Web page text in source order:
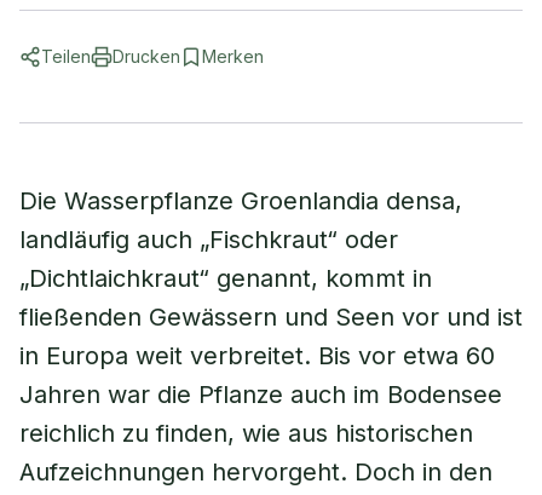
Teilen Drucken Merken
Die Wasserpflanze Groenlandia densa,
landläufig auch „Fischkraut“ oder
„Dichtlaichkraut“ genannt, kommt in
fließenden Gewässern und Seen vor und ist
in Europa weit verbreitet. Bis vor etwa 60
Jahren war die Pflanze auch im Bodensee
reichlich zu finden, wie aus historischen
Aufzeichnungen hervorgeht. Doch in den